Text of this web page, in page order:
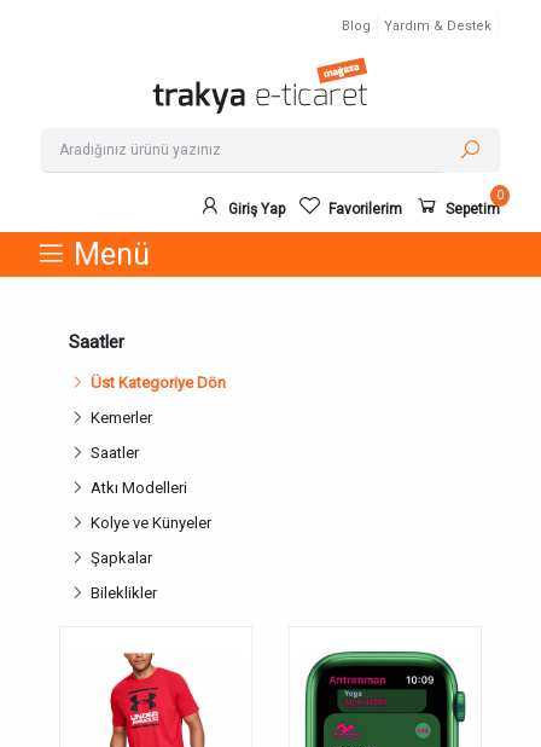
Blog Yardım & Destek
Giriş Yap Favorilerim
0
Sepetim
Menü
Saatler
Üst Kategoriye Dön
Kemerler
Saatler
Atkı Modelleri
Kolye ve Künyeler
Şapkalar
Bileklikler